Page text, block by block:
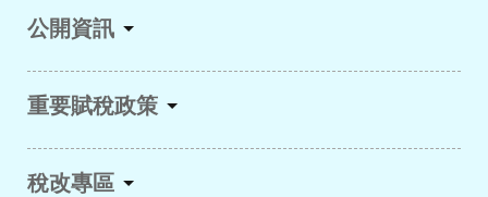
公開資訊
重要賦稅政策
稅改專區